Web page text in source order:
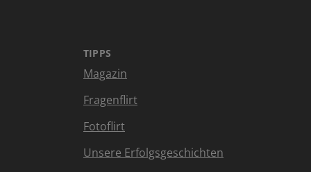
TIPPS
Magazin
Fragenflirt
Fotoflirt
Unsere Erfolgsgeschichten